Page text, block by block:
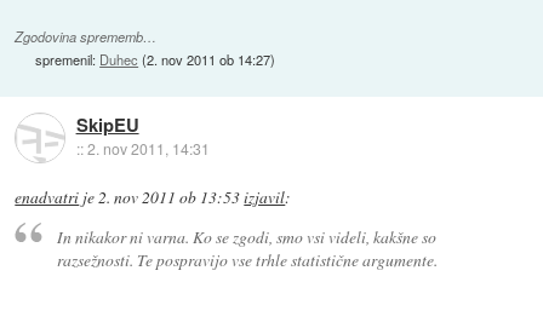
Zgodovina sprememb…
spremenil: Duhec (2. nov 2011 ob 14:27)
SkipEU
::2. nov 2011, 14:31
enadvatri je2. nov 2011 ob 13:53izjavil:
In nikakor ni varna. Ko se zgodi, smo vsi videli, kakšne so
razsežnosti. Te pospravijo vse trhle statistične argumente.